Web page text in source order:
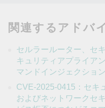
関連するアドバ
セルラールーター、セ
キュリティアプライア
マンドインジェクショ
CVE-2025-0415：セキ
およびネットワークセ